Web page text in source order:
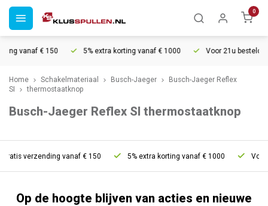
0
vanaf € 150 5% extra korting vanaf € 1000 Voor 21u besteld,
Home Schakelmateriaal Busch-Jaeger
Busch-Jaeger Reflex
SI
thermostaatknop
Busch-Jaeger Reflex SI thermostaatknop
Gratis verzending vanaf € 150 5% extra korting vanaf € 1000 Voor
Op de hoogte blijven van acties en nieuwe